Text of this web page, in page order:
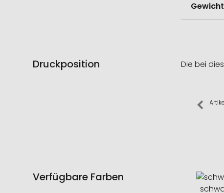
Druckposition Die bei
Verfügbare Farben